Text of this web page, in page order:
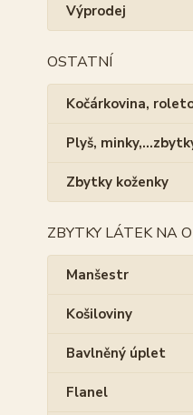
Výprodej
OSTATNÍ
Kočárkovina,
Plyš,
Zbytky koženky
ZBYTKY LÁTEK NA
Manšestr
Košiloviny
Bavlněný úplet
Flanel